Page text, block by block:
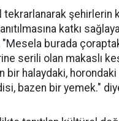
tekrarlanarak şehirlerin
katkı
"Mesela burada
serili olan makaslı
bir halaydaki,
bazen bir yemek."